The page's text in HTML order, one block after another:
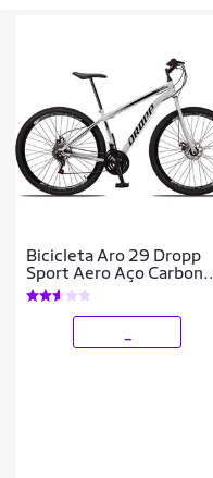
Bicicleta Aro 29 Dropp
Sport Aero Aço Carbono
21 Vel Marchas Freio a
Disco